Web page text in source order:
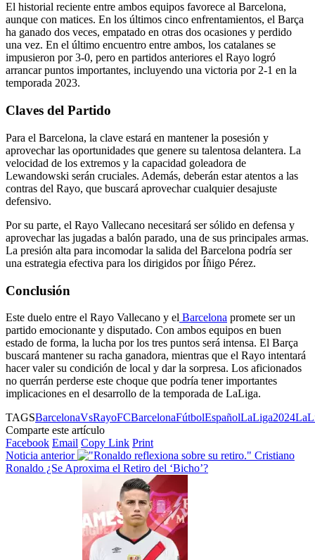
El historial reciente entre ambos equipos favorece al Barcelona,
aunque con matices. En los últimos cinco enfrentamientos, el Barça
ha ganado dos veces, empatado en otras dos ocasiones y perdido
una vez. En el último encuentro entre ambos, los catalanes se
impusieron por 3-0, pero en partidos anteriores el Rayo logró
arrancar puntos importantes, incluyendo una victoria por 2-1 en la
temporada 2023.
Claves del Partido
Para el Barcelona, la clave estará en mantener la posesión y
aprovechar las oportunidades que genere su talentosa delantera. La
velocidad de los extremos y la capacidad goleadora de
Lewandowski serán cruciales. Además, deberán estar atentos a las
contras del Rayo, que buscará aprovechar cualquier desajuste
defensivo.
Por su parte, el Rayo Vallecano necesitará ser sólido en defensa y
aprovechar las jugadas a balón parado, una de sus principales armas.
La presión alta para incomodar la salida del Barcelona podría ser
una estrategia efectiva para los dirigidos por Íñigo Pérez.
Conclusión
Este duelo entre el Rayo Vallecano y el Barcelona promete ser un
partido emocionante y disputado. Con ambos equipos en buen
estado de forma, la lucha por los tres puntos será intensa. El Barça
buscará mantener su racha ganadora, mientras que el Rayo intentará
hacer valer su condición de local y dar la sorpresa. Los aficionados
no querrán perderse este choque que podría tener importantes
implicaciones en el desarrollo de la temporada de LaLiga.
TAGSBarcelonaVsRayoFCBarcelonaFútbolEspañolLaLiga2024
Comparte este artículo
Facebook Email Copy Link Print
Noticia anterior
Cristiano
Ronaldo ¿Se Aproxima el Retiro del ‘Bicho’?